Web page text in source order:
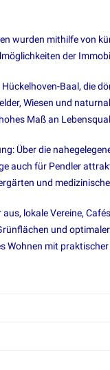
wurden mithilfe von
der
Baal, die
Wiesen und
Maß an
Über die
auch für Pendler
und
lokale Vereine,
und
Wohnen mit